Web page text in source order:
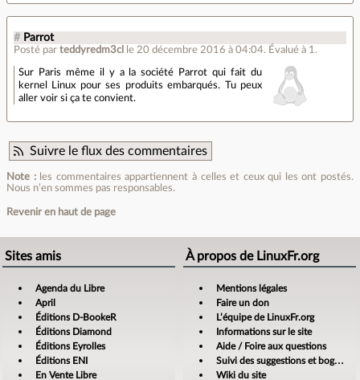
# Parrot
Posté par teddyredm3cl le 20 décembre 2016 à 04:04. Évalué à 1 .
Sur Paris même il y a la société Parrot qui fait du
kernel Linux pour ses produits embarqués. Tu peux
aller voir si ça te convient.
Suivre le flux des commentaires
Note :les commentaires appartiennent à celles et ceux qui les ont postés.
Nous n’en sommes pas responsables.
Revenir en haut de page
Sites amis
Agenda du Libre
April
Éditions D-BookeR
Éditions Diamond
Éditions Eyrolles
Éditions ENI
En Vente Libre
À propos de LinuxFr.org
Mentions légales
Faire un don
L’équipe de LinuxFr.org
Informations sur le site
Aide / Foire aux questions
Suivi des suggestions et bogues
Wiki du site